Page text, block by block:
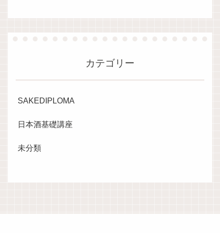
カテゴリー
SAKEDIPLOMA
日本酒基礎講座
未分類